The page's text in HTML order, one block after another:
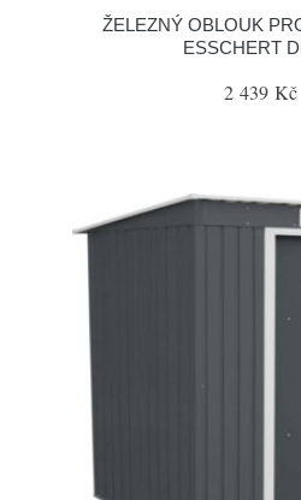
ŽELEZNÝ OBLOUK
ESSCHERT
2 439 Kč